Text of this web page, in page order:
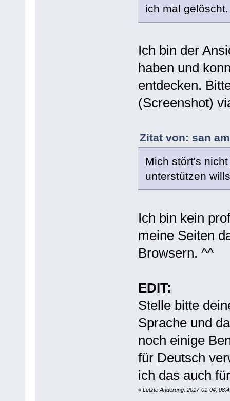
ich mal gelöscht.
Ich bin der
haben und
entdecken.
(Screenshot)
Zitat von: san
Mich stört's
unterstützen
Ich bin kein
meine Seiten
Browsern. ^^
EDIT:
Stelle bitte
Sprache und
noch einige
für Deutsch
ich das auch
« Letzte Änderung: 2017-01-04,